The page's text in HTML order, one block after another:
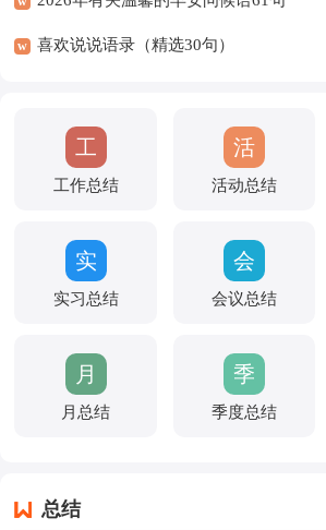
w 喜欢说说语录（精选30句）
工
作
结
工作总结
活
动
结
活动总结
实
习
结
实习总结
会
议
结
会议总结
月
总
月总结
季
度
季度总结
总结